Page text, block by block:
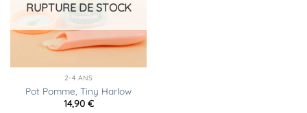
RUPTURE DE STOCK
2-4 ANS
Pot Pomme, Tiny Harlow
14,90 €